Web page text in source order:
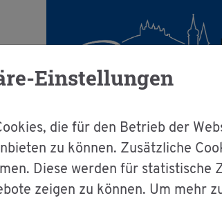
Einstellungen
die für den Betrieb der
zu können. Zusätzliche
Diese werden für statistische
zeigen zu können. Um mehr